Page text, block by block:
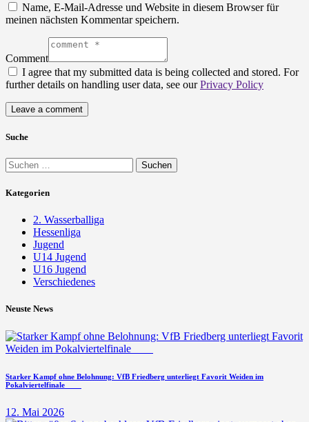
Name, E-Mail-Adresse und Website in diesem Browser für
meinen nächsten Kommentar speichern.
Comment
I agree that my submitted data is being collected and stored. For
further details on handling user data, see ourPrivacy Policy
Suche
Suchen
nach:
Kategorien
2. Wasserballiga
Hessenliga
Jugend
U14 Jugend
U16 Jugend
Verschiedenes
Neuste News
Starker Kampf ohne Belohnung: VfB Friedberg unterliegt Favorit Weiden im
Pokalviertelfinale
12. Mai 2026